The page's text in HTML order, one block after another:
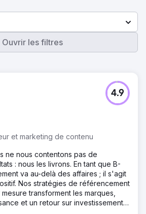
Ouvrir les filtres
et marketing de contenu
4.9
ne nous contentons pas de
: nous les livrons. En tant que B-
va au-delà des affaires ; il s'agit
Nos stratégies de référencement
transforment les marques,
et un retour sur investissement